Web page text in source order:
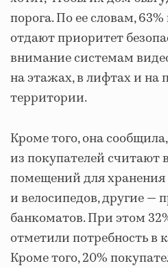
порога. По ее словам,
отдают приоритет
внимание системам
на этажах, в лифтах и на
территории.
Кроме того, она
из покупателей
помещений для хранения
и велосипедов, другие —
банкоматов. При этом
отметили потребность в
Кроме того, 20%